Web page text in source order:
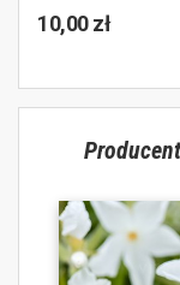
10,00 zł